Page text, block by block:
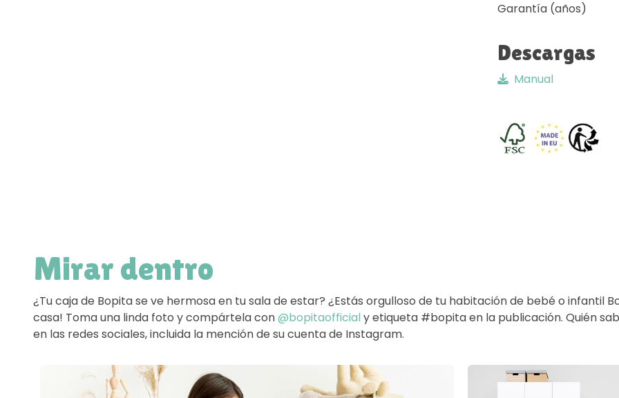
Garantía (años)
Descargas
Manual
Mirar dentro
¿Tu caja de Bopita se ve hermosa en tu sala de estar? ¿Estás orgulloso de tu habitación de bebé o infantil
casa! Toma una linda foto y compártela con@bopitaofficial y etiqueta #bopita en la publicación. Quién
en las redes sociales, incluida la mención de su cuenta de Instagram.